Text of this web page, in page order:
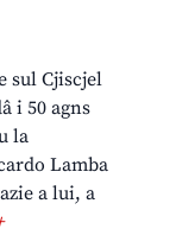
sul Cjiscjel
i 50 agns
la
Lamba
a lui, a